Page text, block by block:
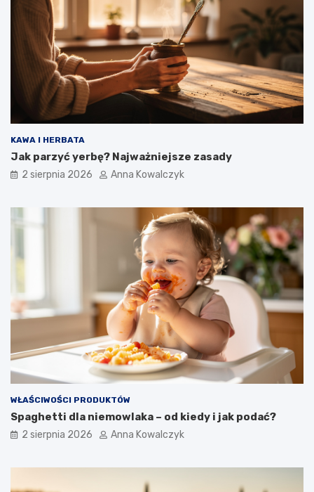
KAWA I HERBATA
Jak parzyć yerbę? Najważniejsze zasady
2 sierpnia 2026 Anna Kowalczyk
WŁAŚCIWOŚCI PRODUKTÓW
Spaghetti dla niemowlaka – od kiedy i jak podać?
2 sierpnia 2026 Anna Kowalczyk